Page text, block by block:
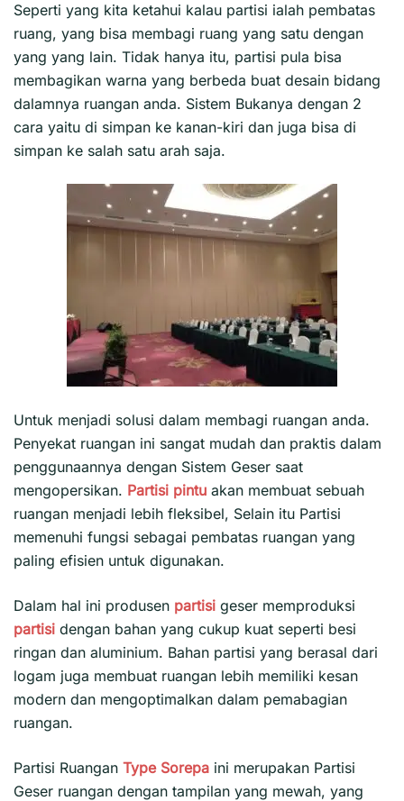
Seperti yang kita ketahui kalau partisi ialah pembatas
ruang, yang bisa membagi ruang yang satu dengan
yang yang lain. Tidak hanya itu, partisi pula bisa
membagikan warna yang berbeda buat desain bidang
dalamnya ruangan anda. Sistem Bukanya dengan 2
cara yaitu di simpan ke kanan-kiri dan juga bisa di
simpan ke salah satu arah saja.
Untuk menjadi solusi dalam membagi ruangan anda.
Penyekat ruangan ini sangat mudah dan praktis dalam
penggunaannya dengan Sistem Geser saat
mengopersikan. Partisi pintu akan membuat sebuah
ruangan menjadi lebih fleksibel, Selain itu Partisi
memenuhi fungsi sebagai pembatas ruangan yang
paling efisien untuk digunakan.
Dalam hal ini produsen partisi geser memproduksi
partisi dengan bahan yang cukup kuat seperti besi
ringan dan aluminium. Bahan partisi yang berasal dari
logam juga membuat ruangan lebih memiliki kesan
modern dan mengoptimalkan dalam pemabagian
ruangan.
Partisi Ruangan Type Sorepa ini merupakan Partisi
Geser ruangan dengan tampilan yang mewah, yang